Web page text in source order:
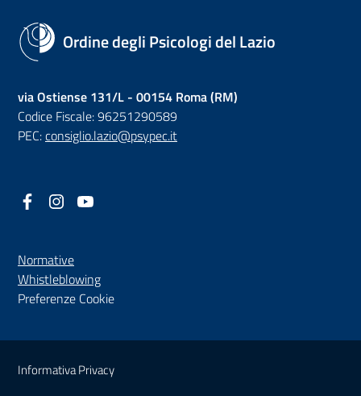
Ordine degli Psicologi del Lazio
via Ostiense 131/L - 00154 Roma (RM)
Codice Fiscale: 96251290589
PEC:consiglio.lazio@psypec.it
Facebook
(nuova scheda - new tab)
Instagram
(nuova scheda - new tab)
Normative
Whistleblowing(nuova scheda - new tab)
Preferenze Cookie
Sezione Link Utili
Informativa Privacy